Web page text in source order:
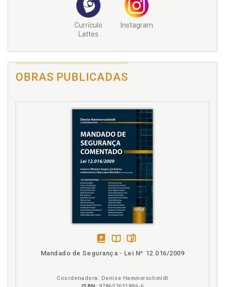
Currículo
Lattes
Instagram
OBRAS PUBLICADAS
na
Mandado de Segurança - Lei Nº 12.016/2009
Coordenadora: Denise Hammerschmidt